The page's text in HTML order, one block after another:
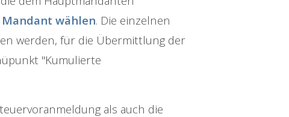
Mandant wählen. Die einzelnen
werden, für die Übermittlung der
"Kumulierte
als auch die